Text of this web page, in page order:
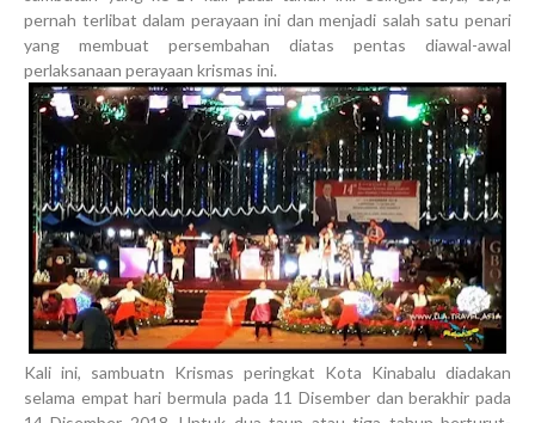
pernah terlibat dalam perayaan ini dan menjadi salah satu penari
yang membuat persembahan diatas pentas diawal-awal
perlaksanaan perayaan krismas ini.
Kali ini, sambuatn Krismas peringkat Kota Kinabalu diadakan
selama empat hari bermula pada 11 Disember dan berakhir pada